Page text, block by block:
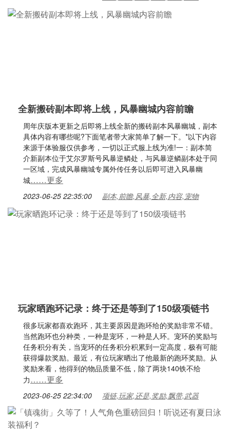
全新搬砖副本即将上线，风暴幽城内容前瞻
周年庆版本更新之后即将上线全新的搬砖副本风暴幽城，副本
具体内容有哪些呢?下面笔者带大家简单了解一下。*以下内容
来源于体验服仅供参考，一切以正式服上线为准!一：副本简
介新副本位于艾尔罗斯号风暴逆鳞处，与风暴逆鳞副本处于同
一区域，完成风暴幽城专属外传任务以后即可进入风暴幽
城……更多
2023-06-25 22:35:00 副本,前瞻,风暴,全新,内容,宠物
玩家晒跑环记录：终于还是等到了150级项链书
很多玩家都喜欢跑环，其主要原因是跑环给的奖励非常不错。
当然跑环也分种类，一种是宠环，一种是人环。宠环的奖励与
任务积分有关，当宠环的任务积分积累到一定高度，极有可能
获得爆款奖励。最近，有位玩家晒出了他最新的跑环奖励。从
奖励来看，他得到的物品质量不低，除了两块140铁不给
力……更多
2023-06-25 22:34:00 项链,玩家,还是,奖励,飘带,武器